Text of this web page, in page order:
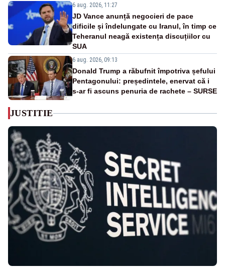
6 aug. 2026, 11:27
JD Vance anunță negocieri de pace
dificile și îndelungate cu Iranul, în timp ce
Teheranul neagă existența discuțiilor cu
SUA
6 aug. 2026, 09:13
Donald Trump a răbufnit împotriva șefului
Pentagonului: președintele, enervat că i
s-ar fi ascuns penuria de rachete – SURSE
JUSTITIE